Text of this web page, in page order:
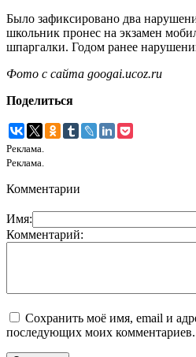
Было зафиксировано два
школьник пронес на экзамен
шпаргалки. Годом ранее
Фото с сайта googai.ucoz.ru
Поделиться
Реклама.
Реклама.
Комментарии
Имя:
Комментарий:
Сохранить моё имя, email и
последующих моих комментариев.